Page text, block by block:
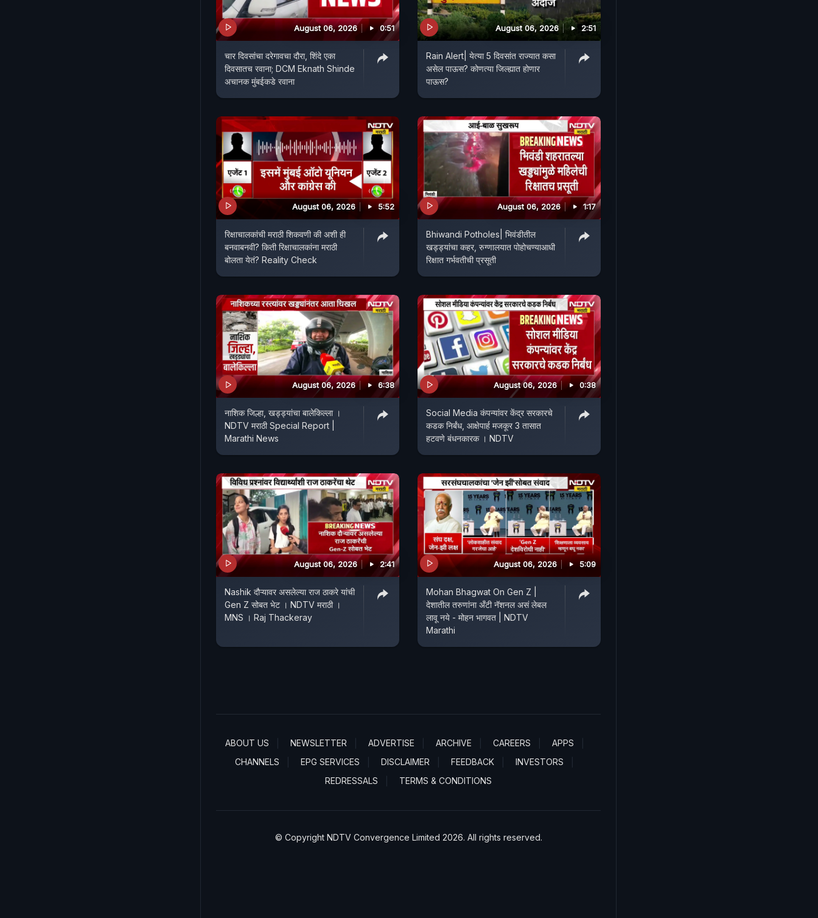
August 06, 2026 0:51
चार दिवसांचा दरेगावचा दौरा, शिंदे एका
दिवसातच रवाना; DCM Eknath Shinde
अचानक मुंबईकडे रवाना
August 06, 2026 2:51
Rain Alert| येत्या 5 दिवसांत राज्यात कसा
असेल पाऊस? कोणत्या जिल्ह्यात होणार
पाऊस?
August 06, 2026 5:52
रिक्षाचालकांची मराठी शिकवणी की अशी ही
बनवाबनवी? किती रिक्षाचालकांना मराठी
बोलता येतं? Reality Check
August 06, 2026 1:17
Bhiwandi Potholes| भिवंडीतील
खड्ड्यांचा कहर, रुग्णालयात पोहोचण्याआधी
रिक्षात गर्भवतीची प्रसूती
August 06, 2026 6:38
नाशिक जिल्हा, खड्ड्यांचा बालेकिल्ला ।
NDTV मराठी Special Report |
Marathi News
August 06, 2026 0:38
Social Media कंपन्यांवर केंद्र सरकारचे
कडक निर्बंध, आक्षेपार्ह मजकूर 3 तासात
हटवणे बंधनकारक । NDTV
August 06, 2026 2:41
Nashik दौऱ्यावर असलेल्या राज ठाकरे यांची
Gen Z सोबत भेट । NDTV मराठी ।
MNS । Raj Thackeray
August 06, 2026 5:09
Mohan Bhagwat On Gen Z |
देशातील तरुणांना अँटी नॅशनल असं लेबल
लावू नये - मोहन भागवत | NDTV
Marathi
ABOUT US NEWSLETTER ADVERTISE ARCHIVE CAREERS
APPS
CHANNELS
EPG SERVICES DISCLAIMER FEEDBACK
INVESTORS
REDRESSALS
TERMS & CONDITIONS
© Copyright NDTV Convergence Limited 2026. All rights reserved.